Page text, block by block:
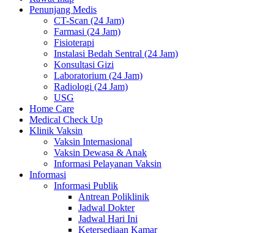
Penunjang Medis
CT-Scan (24 Jam)
Farmasi (24 Jam)
Fisioterapi
Instalasi Bedah Sentral (24 Jam)
Konsultasi Gizi
Laboratorium (24 Jam)
Radiologi (24 Jam)
USG
Home Care
Medical Check Up
Klinik Vaksin
Vaksin Internasional
Vaksin Dewasa & Anak
Informasi Pelayanan Vaksin
Informasi
Informasi Publik
Antrean Poliklinik
Jadwal Dokter
Jadwal Hari Ini
Ketersediaan Kamar